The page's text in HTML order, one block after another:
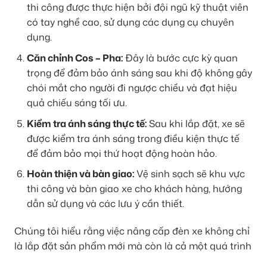
thi công được thực hiện bởi đội ngũ kỹ thuật viên
có tay nghề cao, sử dụng các dụng cụ chuyên
dụng.
Căn chỉnh Cos – Pha:Đây là bước cực kỳ quan
trọng để đảm bảo ánh sáng sau khi độ không gây
chói mắt cho người đi ngược chiều và đạt hiệu
quả chiếu sáng tối ưu.
Kiểm tra ánh sáng thực tế:Sau khi lắp đặt, xe sẽ
được kiểm tra ánh sáng trong điều kiện thực tế
để đảm bảo mọi thứ hoạt động hoàn hảo.
Hoàn thiện và bàn giao:Vệ sinh sạch sẽ khu vực
thi công và bàn giao xe cho khách hàng, hướng
dẫn sử dụng và các lưu ý cần thiết.
Chúng tôi hiểu rằng việc nâng cấp đèn xe không chỉ
là lắp đặt sản phẩm mới mà còn là cả một quá trình